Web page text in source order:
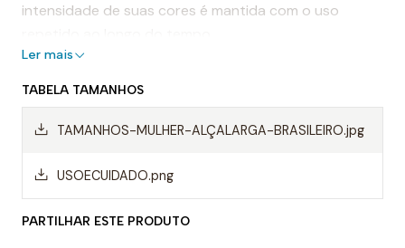
intensidade de suas cores é mantida com o uso
resistente do mundo.
Destaques:
- Costuras reforçadas
-Alças de ombro largas
Ler mais
TABELA TAMANHOS
TAMANHOS-MULHER-ALÇALARGA-BRASILEIRO.jpg
USOECUIDADO.png
PARTILHAR ESTE PRODUTO